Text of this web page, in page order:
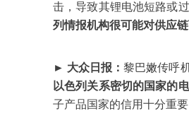
击，导致其锂电池短路或
列情报机构很可能对供应
► 大众日报：黎巴嫩传呼
以色列关系密切的国家的
子产品国家的信用十分重